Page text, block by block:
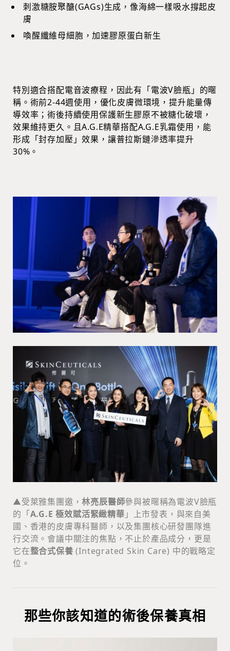
刺激糖胺聚醣(GAGs)生成，像海綿一樣吸水撐起皮
膚
喚醒纖維母細胞，加速膠原蛋白新生
特別適合搭配電音波療程，因此有「電波V臉瓶」的暱
稱。術前2-44週使用，優化皮膚微環境，提升能量傳
導效率；術後持續使用保護新生膠原不被糖化破壞，
效果維持更久。且A.G.E精華搭配A.G.E乳霜使用，能
形成「封存加壓」效果，讓普拉斯鏈滲透率提升
30%。
▲受萊雅集團邀，林亮辰醫師參與被暱稱為電波V臉瓶
的「A.G.E 極效賦活緊緻精華 」上市發表，與來自美
國、香港的皮膚專科醫師，以及集團核心研發團隊進
行交流。會議中關注的焦點，不止於產品成分，更是
它在整合式保養 (Integrated Skin Care) 中的戰略定
位。
那些你該知道的術後保養真相